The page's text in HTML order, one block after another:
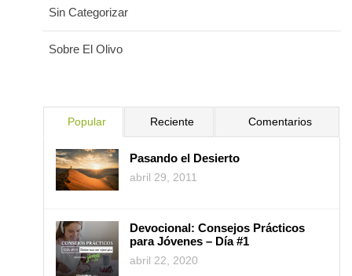
Sin Categorizar
Sobre El Olivo
Popular Reciente Comentarios
Pasando el Desierto
abril 29, 2011
Devocional: Consejos Prácticos
para Jóvenes – Día #1
abril 22, 2020